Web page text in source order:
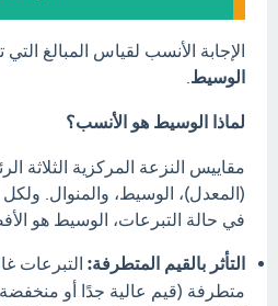
الإجابة الأنسب لقياس المبالغ
الوسيط
لماذا الوسيط هو الأنسب؟
مقاييس النزعة المركزية الثلاثة
(المعدل)، الوسيط، والمنوال. ولكل
في حالة التبرعات، الوسيط هو
التأثر بالقيم المتطرفة: التبرعات
متطرفة (قيم عالية جدًا أو